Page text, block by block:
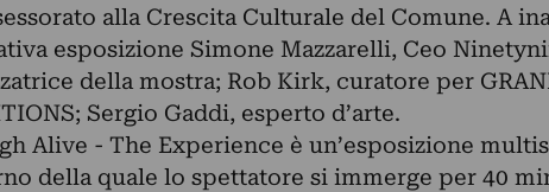
alla Crescita Culturale del Comune. A
esposizione Simone Mazzarelli, Ceo
della mostra; Rob Kirk, curatore per
Sergio Gaddi, esperto d’arte.
Alive - The Experience è un’esposizione
della quale lo spettatore si immerge per 40